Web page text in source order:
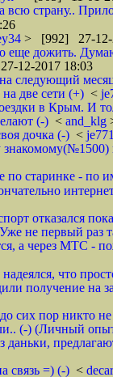
всю страну..
> [992] 27-12-
дожить.
12-2017 18:03
следующий
две сети (+) <
в Крым. И
(-) < and_klg
дочка (-) <
по старинке - по
отказался
не первый раз
а через МТС -
что
получение на
до сих пор никто
(-) (Личный
связь =) (-) <